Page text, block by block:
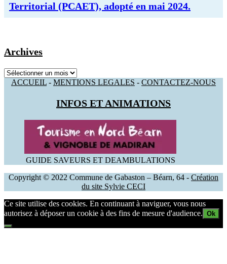
Territorial (PCAET), adopté en mai 2024.
Archives
Archives
ACCUEIL - MENTIONS LEGALES - CONTACTEZ-NOUS
INFOS ET ANIMATIONS
GUIDE SAVEURS ET DEAMBULATIONS
Copyright © 2022 Commune de Gabaston – Béarn, 64 - Création
du site Sylvie CECI
Ce site utilise des cookies. En continuant à naviguer, vous nous
autorisez à déposer un cookie à des fins de mesure d'audience. Ok